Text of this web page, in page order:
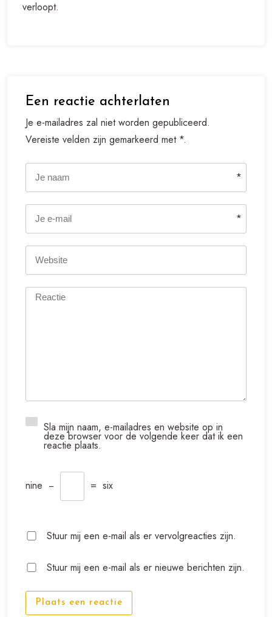
verloopt.
Een reactie achterlaten
Je e-mailadres zal niet worden gepubliceerd.
Vereiste velden zijn gemarkeerd met *.
*
*
Sla mijn naam, e-mailadres en website op in
deze browser voor de volgende keer dat ik een
reactie plaats.
nine − = six
Stuur mij een e-mail als er vervolgreacties zijn.
Stuur mij een e-mail als er nieuwe berichten zijn.
Plaats een reactie